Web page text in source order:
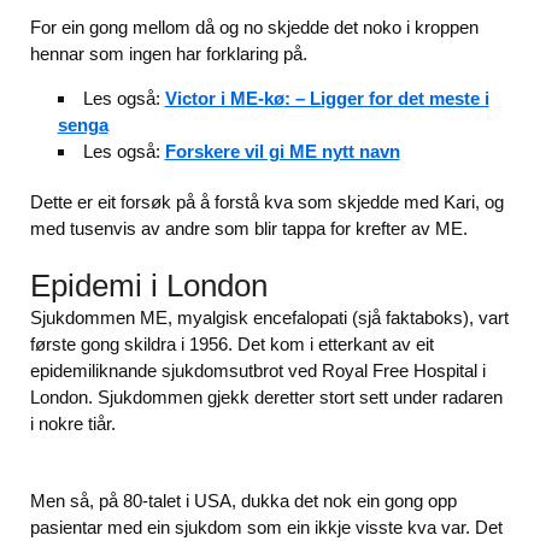
For ein gong mellom då og no skjedde det noko i kroppen
hennar som ingen har forklaring på.
Les også: Victor i ME-kø: – Ligger for det meste i
senga
Les også: Forskere vil gi ME nytt navn
Dette er eit forsøk på å forstå kva som skjedde med Kari, og
med tusenvis av andre som blir tappa for krefter av ME.
Epidemi i London
Sjukdommen ME, myalgisk encefalopati (sjå faktaboks), vart
første gong skildra i 1956. Det kom i etterkant av eit
epidemiliknande sjukdomsutbrot ved Royal Free Hospital i
London. Sjukdommen gjekk deretter stort sett under radaren
i nokre tiår.
Men så, på 80-talet i USA, dukka det nok ein gong opp
pasientar med ein sjukdom som ein ikkje visste kva var. Det